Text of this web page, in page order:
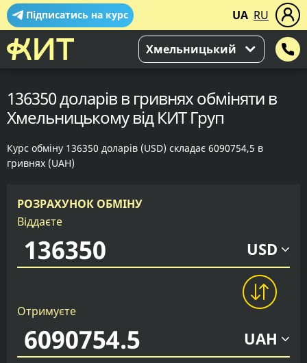
Підписатись на курс UA RU
Хмельницький
136350 доларів в гривнях обміняти в
Хмельницькому від КИТ Груп
Курс обміну 136350 доларів (USD) складає 6090754,5 в
гривнях (UAH)
РОЗРАХУНОК ОБМІНУ
Віддаєте
USD
Отримуєте
UAH